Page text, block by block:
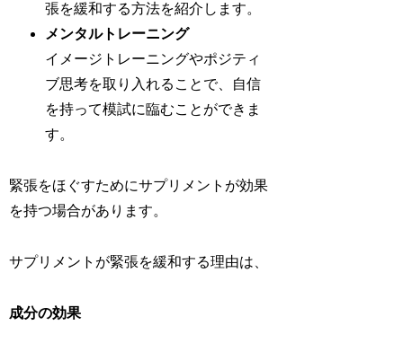
張を緩和する方法を紹介します。
メンタルトレーニング
イメージトレーニングやポジティ
ブ思考を取り入れることで、自信
を持って模試に臨むことができま
す。
緊張をほぐすためにサプリメントが効果
を持つ場合があります。
サプリメントが緊張を緩和する理由は、
成分の効果